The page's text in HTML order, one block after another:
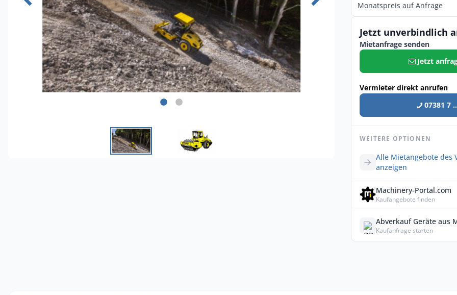
Monatspreis auf Anfrage
Jetzt unverbindlich
Mietanfrage senden
Jetzt
Vermieter direkt anrufen
07381 7
WEITERE OPTIONEN
Alle Mietangebote des
anzeigen
Machinery-Portal.com
Kaufangebote finden
Abverkauf Geräte aus
Kaufanfrage starten